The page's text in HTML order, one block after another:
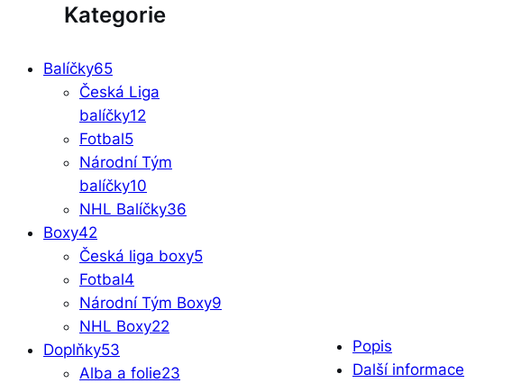
Kategorie
Balíčky65
Česká Liga
balíčky12
Fotbal5
Národní Tým
balíčky10
NHL Balíčky36
Boxy42
Česká liga boxy5
Fotbal4
Národní Tým Boxy9
NHL Boxy22
Doplňky53
Alba a folie23
Popis
Další informace